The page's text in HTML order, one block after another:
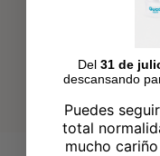
Del 31 de
descansando
Puedes
total
mucho